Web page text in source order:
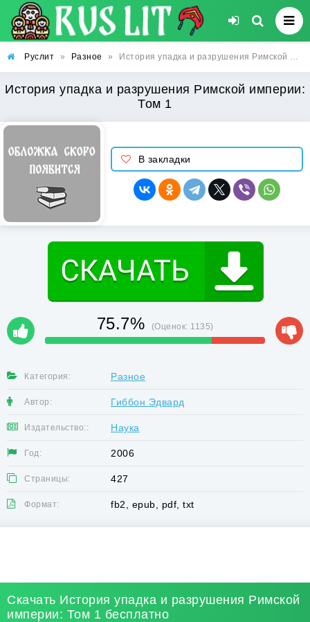
Руслит » Разное » История упадка и разрушения Римской империи: Том 1
История упадка и разрушения Римской империи:
Том 1
В закладки
75.7% (Оценок: 1135)
Категория: Разное
Автор: Гиббон Эдвард
Издательство:: Наука
Год: 2006
Страницы: 427
Формат: fb2, epub, pdf, txt
Скачать История упадка и разрушения Римской
империи: Том 1 бесплатно